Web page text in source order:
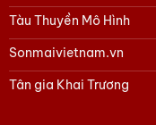
Tàu Thuyền Mô Hình
Sonmaivietnam.vn
Tân gia Khai Trương